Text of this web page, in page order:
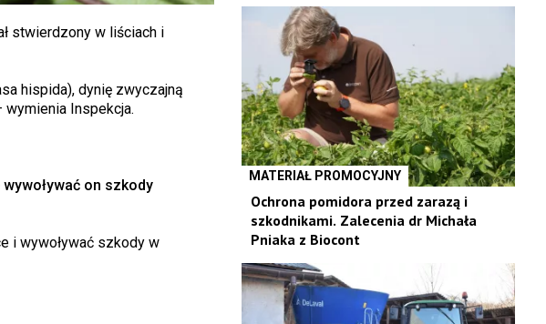
stwierdzony w liściach i
hispida), dynię zwyczajną
Inspekcja.
on szkody
i wywoływać szkody w
MATERIAŁ PROMOCYJNY
Ochrona pomidora przed zarazą i
szkodnikami. Zalecenia dr Michała
Pniaka z Biocont